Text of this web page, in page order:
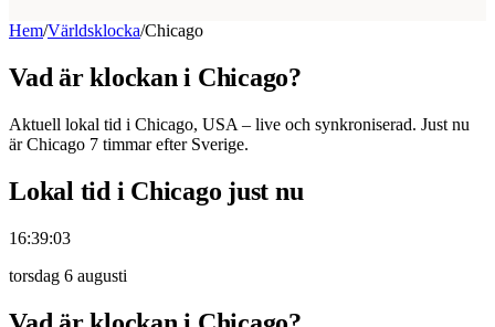
Hem/Världsklocka/Chicago
Vad är klockan i Chicago?
Aktuell lokal tid i Chicago, USA – live och synkroniserad. Just nu
är Chicago 7 timmar efter Sverige.
Lokal tid i Chicago just nu
16:39:04
torsdag 6 augusti